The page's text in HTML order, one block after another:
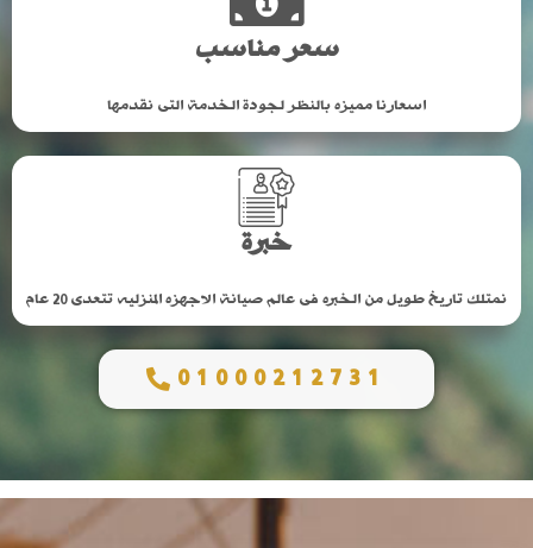
سعر مناسب
اسعارنا مميزه بالنظر لجودة الخدمة التى نقدمها
خبرة
نمتلك تاريخ طويل من الخبره فى عالم صيانة الاجهزه المنزليه تتعدى 20 عام
01000212731